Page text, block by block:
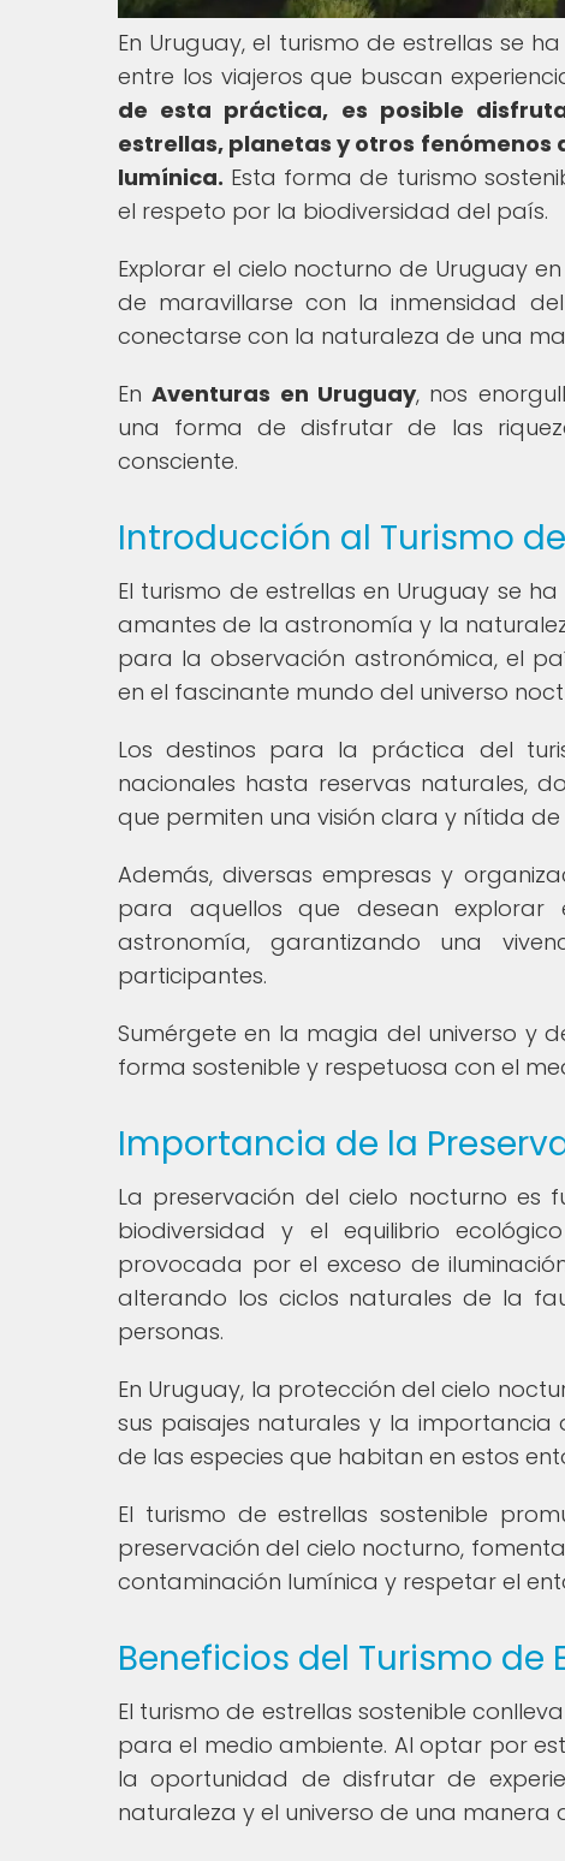
En Uruguay, el turismo de estrellas se
entre los viajeros que buscan
de esta práctica, es posible
estrellas, planetas y otros
lumínica. Esta forma de turismo
el respeto por la biodiversidad del país.
Explorar el cielo nocturno de Uruguay
de maravillarse con la inmensidad
conectarse con la naturaleza de una
EnAventuras en Uruguay, nos
una forma de disfrutar de las
consciente.
Introducción al Turismo
El turismo de estrellas en Uruguay se
amantes de la astronomía y la
para la observación astronómica, el
en el fascinante mundo del universo
Los destinos para la práctica del
nacionales hasta reservas naturales,
que permiten una visión clara y nítida
Además, diversas empresas y
para aquellos que desean
astronomía, garantizando una
participantes.
Sumérgete en la magia del universo y
forma sostenible y respetuosa con el
Importancia de la
La preservación del cielo nocturno
biodiversidad y el equilibrio
provocada por el exceso de
alterando los ciclos naturales de la
personas.
En Uruguay, la protección del cielo
sus paisajes naturales y la
de las especies que habitan en estos
El turismo de estrellas sostenible
preservación del cielo nocturno,
contaminación lumínica y respetar el
Beneficios del Turismo de
El turismo de estrellas sostenible
para el medio ambiente. Al optar por
la oportunidad de disfrutar de
naturaleza y el universo de una manera